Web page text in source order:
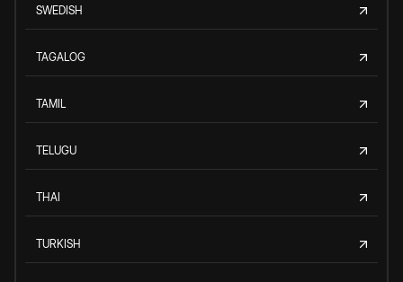
SWEDISH
TAGALOG
TAMIL
TELUGU
THAI
TURKISH